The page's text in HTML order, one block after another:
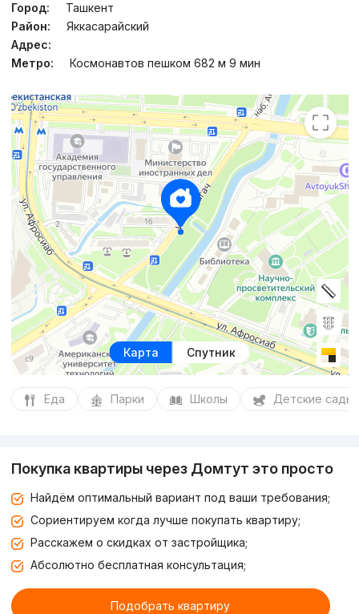
Город:
Ташкент
Район:
Яккасарайский
Адрес:
Метро:
Космонавтов пешком 682 м 9 мин
Карта Спутник
Еда Парки Школы Детские сады
Покупка квартиры через Домтут это просто
Найдём оптимальный вариант под ваши требования;
Сориентируем когда лучше покупать квартиру;
Расскажем о скидках от застройщика;
Абсолютно бесплатная консультация;
Подобрать квартиру